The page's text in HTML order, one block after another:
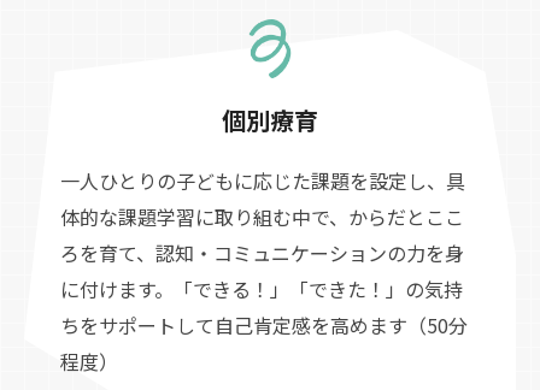
個別療育
一人ひとりの子どもに応じた課題を設定し、具
体的な課題学習に取り組む中で、からだとここ
ろを育て、認知・コミュニケーションの力を身
に付けます。「できる！」「できた！」の気持
ちをサポートして自己肯定感を高めます（50分
程度）